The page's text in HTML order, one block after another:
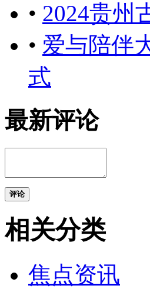
• 2024贵州
• 爱与陪伴
式
最新评论
评论
相关分类
焦点资讯